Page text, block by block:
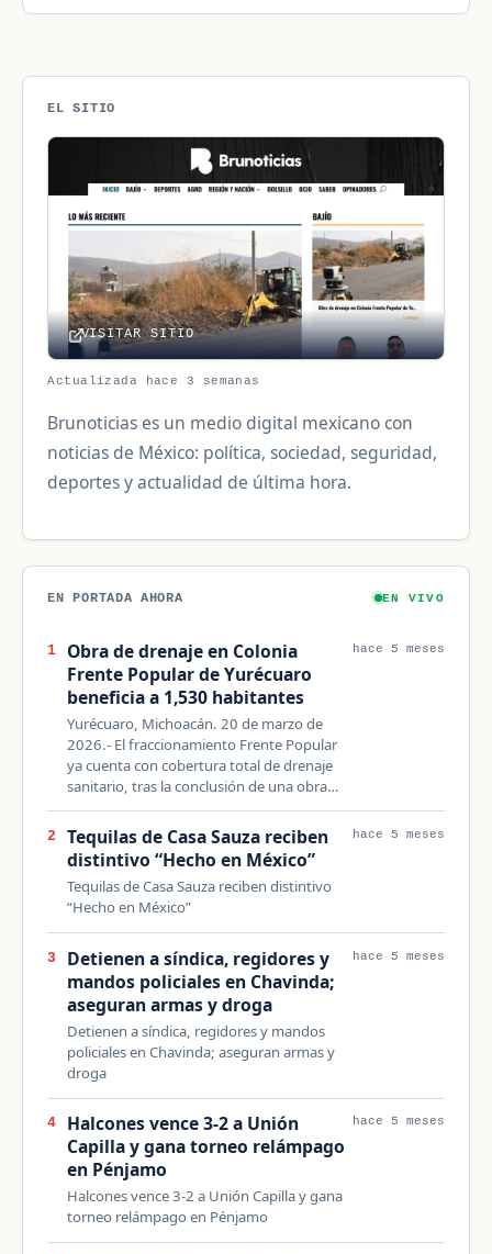
EL SITIO
VISITAR SITIO
Actualizada hace 3 semanas
Brunoticias es un medio digital mexicano con
noticias de México: política, sociedad, seguridad,
deportes y actualidad de última hora.
EN PORTADA AHORA EN VIVO
1
Obra de drenaje en Colonia
Frente Popular de Yurécuaro
beneficia a 1,530 habitantes
Yurécuaro, Michoacán. 20 de marzo de
2026.- El fraccionamiento Frente Popular
ya cuenta con cobertura total de drenaje
sanitario, tras la conclusión de una obra…
hace 5 meses
2
Tequilas de Casa Sauza reciben
distintivo “Hecho en México”
Tequilas de Casa Sauza reciben distintivo
“Hecho en México”
hace 5 meses
3
Detienen a síndica, regidores y
mandos policiales en Chavinda;
aseguran armas y droga
Detienen a síndica, regidores y mandos
policiales en Chavinda; aseguran armas y
droga
hace 5 meses
4
Halcones vence 3-2 a Unión
Capilla y gana torneo relámpago
en Pénjamo
Halcones vence 3-2 a Unión Capilla y gana
torneo relámpago en Pénjamo
hace 5 meses